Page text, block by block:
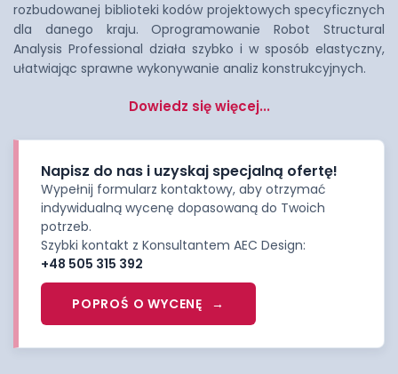
rozbudowanej biblioteki kodów projektowych specyficznych
dla danego kraju. Oprogramowanie Robot Structural
Analysis Professional działa szybko i w sposób elastyczny,
ułatwiając sprawne wykonywanie analiz konstrukcyjnych.
Dowiedz się więcej...
Napisz do nas i uzyskaj specjalną ofertę!
Wypełnij formularz kontaktowy, aby otrzymać
indywidualną wycenę dopasowaną do Twoich
potrzeb.
Szybki kontakt z Konsultantem AEC Design:
+48 505 315 392
POPROŚ O WYCENĘ